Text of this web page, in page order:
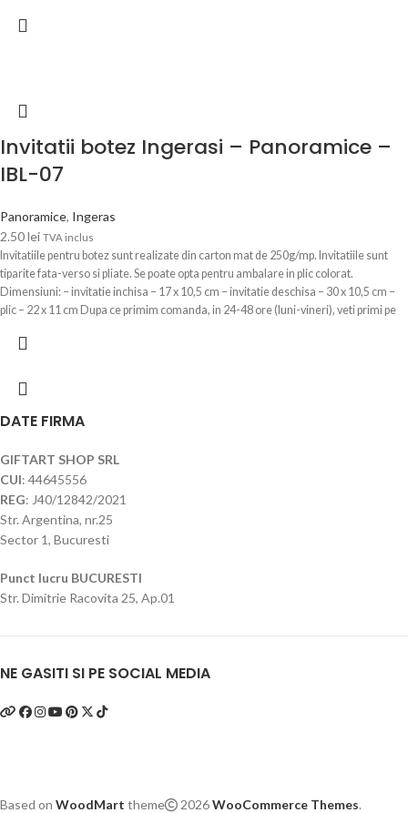
Invitatii botez Ingerasi – Panoramice –
IBL-07
Panoramice, Ingeras
2.50lei TVA inclus
Invitatiile pentru botez sunt realizate din carton mat de 250g/mp. Invitatiile sunt
tiparite fata-verso si pliate. Se poate opta pentru ambalare in plic colorat.
Dimensiuni: – invitatie inchisa – 17 x 10,5 cm – invitatie deschisa – 30 x 10,5 cm –
plic – 22 x 11 cm Dupa ce primim comanda, in 24-48 ore (luni-vineri), veti primi pe
verifica si confirma datele.
DATE FIRMA
GIFTART SHOP SRL
CUI: 44645556
REG: J40/12842/2021
Str. Argentina, nr.25
Sector 1, Bucuresti
Punct lucru BUCURESTI
Str. Dimitrie Racovita 25, Ap.01
NE GASITI SI PE SOCIAL MEDIA
Based on WoodMart theme 2026WooCommerce Themes.